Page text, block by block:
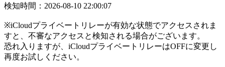
検知時間：2026-08-10 22:00:07
※iCloudプライベートリレーが有効な状態でアクセスされま
すと、不審なアクセスと検知される場合がございます。
恐れ入りますが、iCloudプライベートリレーはOFFに変更し
再度お試しください。